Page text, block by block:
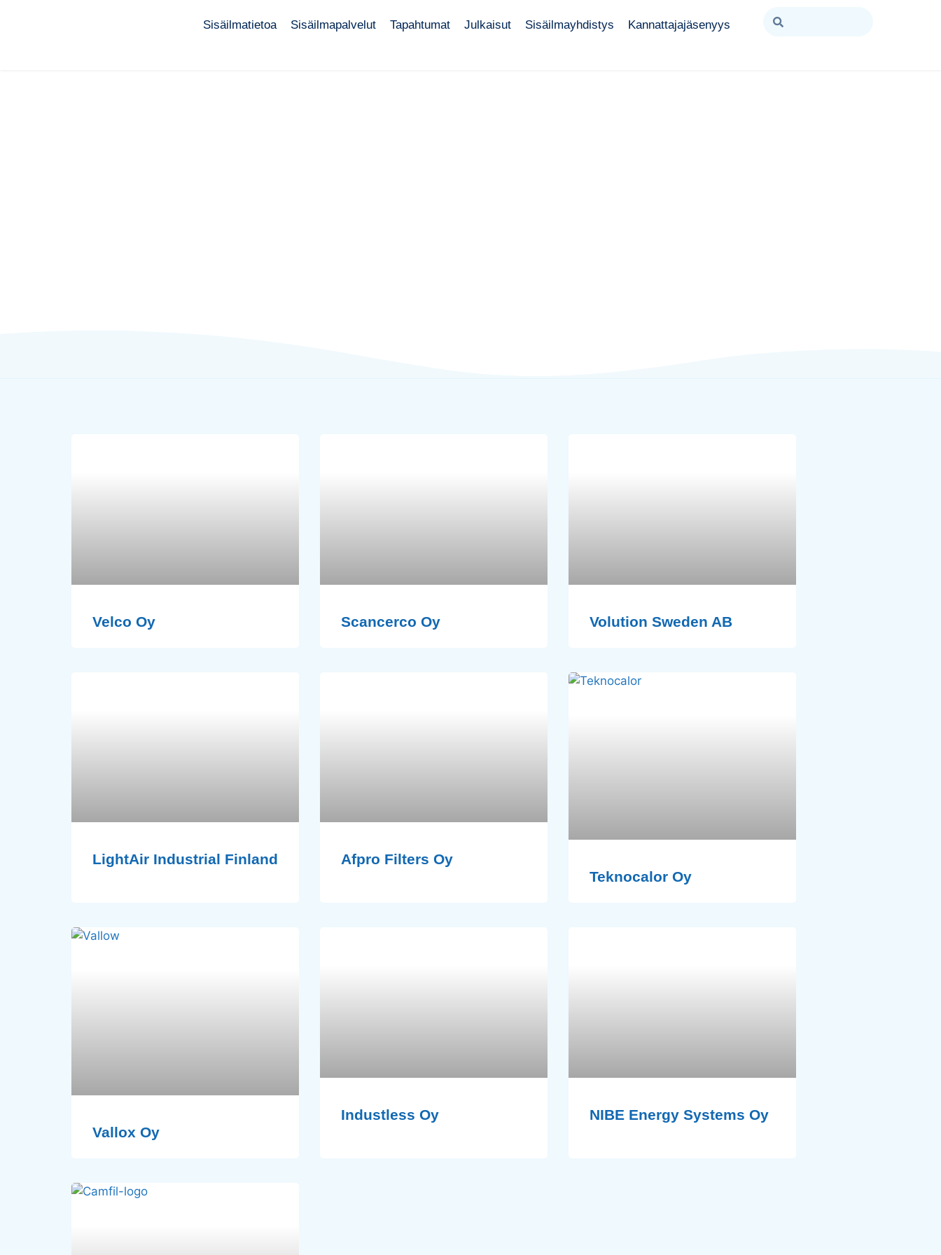
Sisäilmatietoa Sisäilmapalvelut Tapahtumat Julkaisut Sisäilmayhdistys Kannattajajäsenyys
Velco Oy Scancerco Oy Volution Sweden AB
LightAir Industrial Finland
Afpro Filters Oy
Teknocalor Oy
Vallox Oy
Industless Oy NIBE Energy Systems Oy